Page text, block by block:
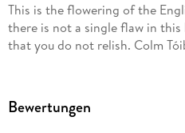
This is the flowering of the
there is not a single flaw in
that you do not relish. Colm
Bewertungen